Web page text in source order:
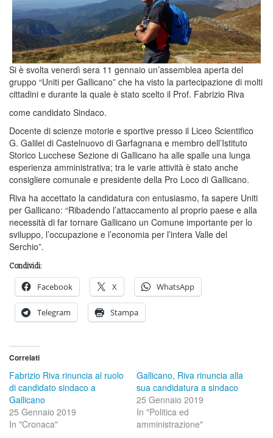
Si è svolta venerdì sera 11 gennaio un’assemblea aperta del
gruppo “Uniti per Gallicano” che ha visto la partecipazione di molti
cittadini e durante la quale è stato scelto il Prof. Fabrizio Riva
come candidato Sindaco.
Docente di scienze motorie e sportive presso il Liceo Scientifico
G. Galilei di Castelnuovo di Garfagnana e membro dell’Istituto
Storico Lucchese Sezione di Gallicano ha alle spalle una lunga
esperienza amministrativa; tra le varie attività è stato anche
consigliere comunale e presidente della Pro Loco di Gallicano.
Riva ha accettato la candidatura con entusiasmo, fa sapere Uniti
per Gallicano: “Ribadendo l’attaccamento al proprio paese e alla
necessità di far tornare Gallicano un Comune importante per lo
sviluppo, l’occupazione e l’economia per l’intera Valle del
Serchio”.
Condividi:
Facebook X WhatsApp
Telegram Stampa
Correlati
Fabrizio Riva rinuncia al ruolo
di candidato sindaco a
Gallicano
25 Gennaio 2019
In "Cronaca"
Gallicano, Riva rinuncia alla
sua candidatura a sindaco
25 Gennaio 2019
In "Politica ed
amministrazione"